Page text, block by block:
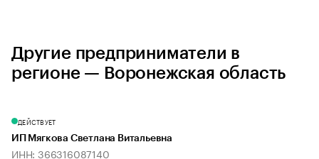
Другие предприниматели в
регионе — Воронежская область
ДЕЙСТВУЕТ
ИП Мягкова Светлана Витальевна
ИНН: 366316087140